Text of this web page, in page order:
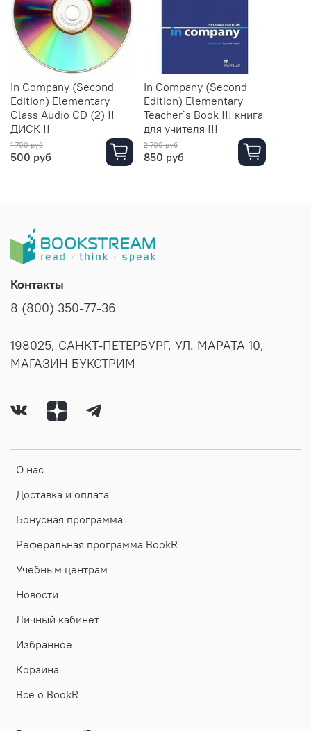
In Company (Second
Edition) Elementary
Class Audio CD (2) !!
ДИСК !!
1 700 руб
500 руб
In Company (Second
Edition) Elementary
Teacher`s Book !!! книга
для учителя !!!
2 700 руб
850 руб
О нас
Доставка и оплата
Бонусная программа
Реферальная программа BookR
Учебным центрам
Новости
Личный кабинет
Избранное
Корзина
Все о BookR
Контакты
8 (800) 350-77-36
198025, САНКТ-ПЕТЕРБУРГ, УЛ. МАРАТА 10,
МАГАЗИН БУКСТРИМ